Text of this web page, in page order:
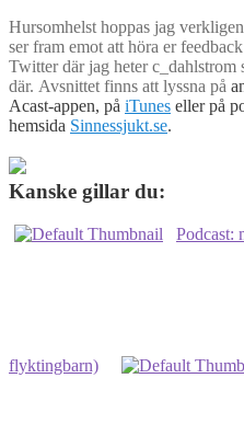
Hursomhelst hoppas jag
ser fram emot att höra er
Twitter där jag heter
där. Avsnittet finns att lyssna på
Acast-appen, på iTunes eller på
hemsida Sinnessjukt.se.
Kanske gillar du:
Podcast:
flyktingbarn)